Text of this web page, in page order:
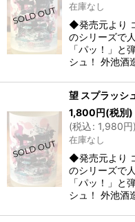
在庫なし
◆発売元より
のシリーズで
「パッ！」と
シュ！ 外池酒
望 スプラッシ
1,800円(税別)
(税込: 1,980円)
在庫なし
◆発売元より
のシリーズで
「パッ！」と
シュ！ 外池酒